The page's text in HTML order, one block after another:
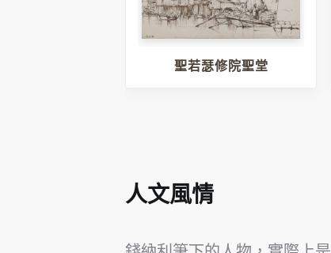
聖若瑟修院聖堂
人文風情